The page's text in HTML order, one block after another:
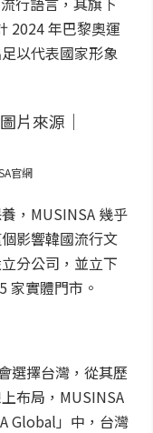
2024 年巴黎奧運
以代表國家形象
官網
，MUSINSA 幾乎
影響韓國流行文
分公司，並立下
家實體門市。
選擇台灣，從其歷
布局，MUSINSA
Global」中，台灣